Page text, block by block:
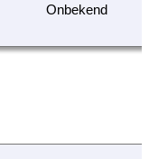
Onbekend